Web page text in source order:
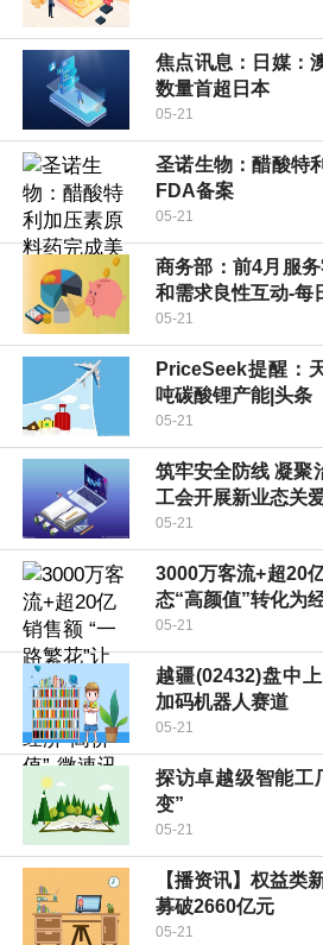
焦点讯息：日媒：
数量首超日本
05-21
圣诺生物：醋酸特
FDA备案
05-21
商务部：前4月服
和需求良性互动-每
05-21
PriceSeek提醒：
吨碳酸锂产能|头条
05-21
筑牢安全防线 凝
工会开展新业态关
05-21
3000万客流+超20
态“高颜值”转化为
05-21
越疆(02432)盘中
加码机器人赛道
05-21
探访卓越级智能工
变”
05-21
【播资讯】权益类
募破2660亿元
05-21